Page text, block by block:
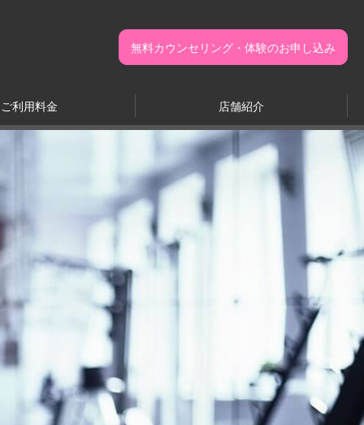
無料カウンセリング・体験のお申し込み
ご利用料金 店舗紹介